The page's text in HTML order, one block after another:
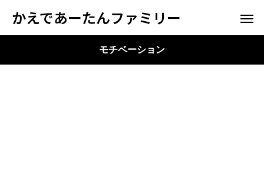
かえであーたんファミリー
モチベーション